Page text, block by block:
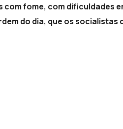
com fome, com dificuldades
do dia, que os socialistas